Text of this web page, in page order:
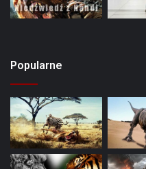
Popularne